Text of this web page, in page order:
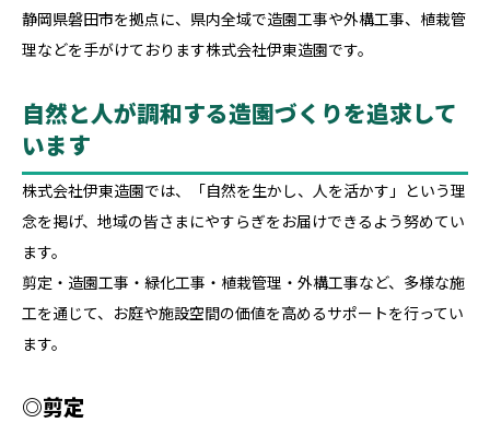
静岡県磐田市を拠点に、県内全域で造園工事や外構工事、植栽管
理などを手がけております株式会社伊東造園です。
自然と人が調和する造園づくりを追求して
います
株式会社伊東造園では、「自然を生かし、人を活かす」という理
念を掲げ、地域の皆さまにやすらぎをお届けできるよう努めてい
ます。
剪定・造園工事・緑化工事・植栽管理・外構工事など、多様な施
工を通じて、お庭や施設空間の価値を高めるサポートを行ってい
ます。
◎剪定